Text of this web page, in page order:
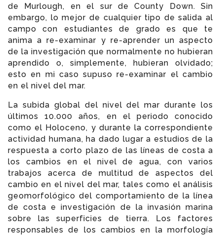
de Murlough, en el sur de County Down. Sin
embargo, lo mejor de cualquier tipo de salida al
campo con estudiantes de grado es que te
anima a re-examinar y re-aprender un aspecto
de la investigación que normalmente no hubieran
aprendido o, simplemente, hubieran olvidado;
esto en mi caso supuso re-examinar el cambio
en el nivel del mar.
La subida global del nivel del mar durante los
últimos 10.000 años, en el periodo conocido
como el Holoceno, y durante la correspondiente
actividad humana, ha dado lugar a estudios de la
respuesta a corto plazo de las líneas de costa a
los cambios en el nivel de agua, con varios
trabajos acerca de multitud de aspectos del
cambio en el nivel del mar, tales como el análisis
geomorfológico del comportamiento de la línea
de costa e investigación de la invasión marina
sobre las superficies de tierra. Los factores
responsables de los cambios en la morfología